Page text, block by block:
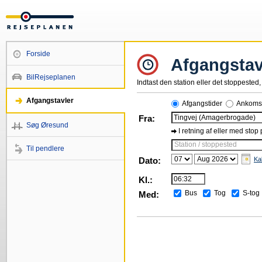
Forside
BilRejseplanen
Afgangstavler
Søg Øresund
Til pendlere
Indtast den station eller det
Afgangstider
Fra:
I retning af eller med stop
Station / stoppested
Dato:
Kl.:
Med:
Bus Tog S-tog